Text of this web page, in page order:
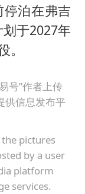
停泊在弗吉
于2027年
号”作者上传
供信息发布平
pictures
by a user
platform
services.